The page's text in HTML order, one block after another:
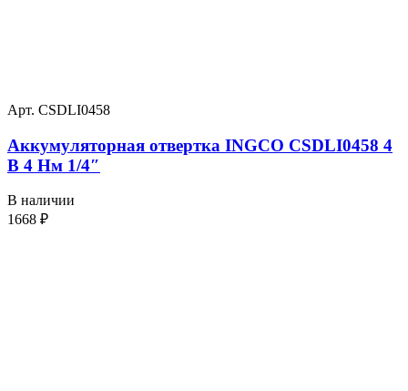
Арт. CSDLI0458
Аккумуляторная отвертка INGCO CSDLI0458 4
В 4 Нм 1/4″
В наличии
1668 ₽